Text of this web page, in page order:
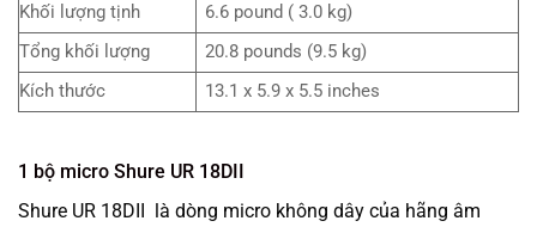
Khối lượng tịnh
6.6 pound ( 3.0 kg)
Tổng khối lượng
20.8 pounds (9.5 kg)
Kích thước
13.1 x 5.9 x 5.5 inches
1 bộ micro Shure UR 18DII
Shure UR 18DII là dòng micro không dây của hãng âm